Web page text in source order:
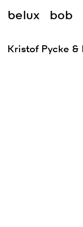
belux bob
Kristof Pycke